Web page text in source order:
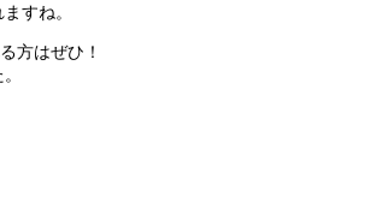
すね。
方はぜひ！